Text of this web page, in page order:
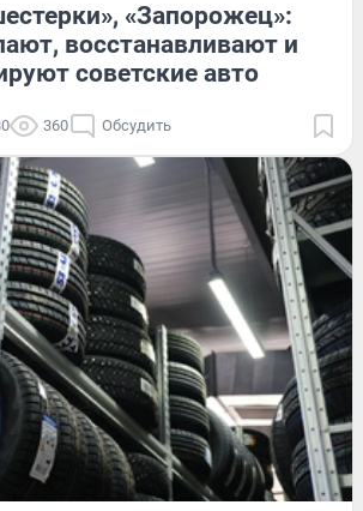
«Запорожец»:
восстанавливают и
советские авто
360 Обсудить